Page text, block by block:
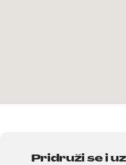
Pridruži se i